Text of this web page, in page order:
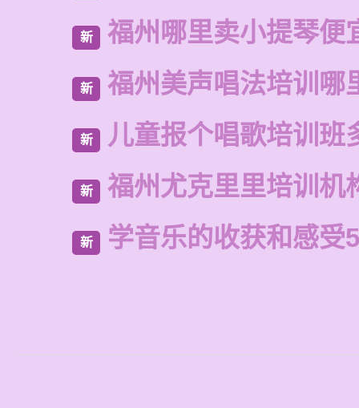
新 福州哪里卖小提琴便
新 福州美声唱法培训哪
新 儿童报个唱歌培训班
新 福州尤克里里培训机
新 学音乐的收获和感受